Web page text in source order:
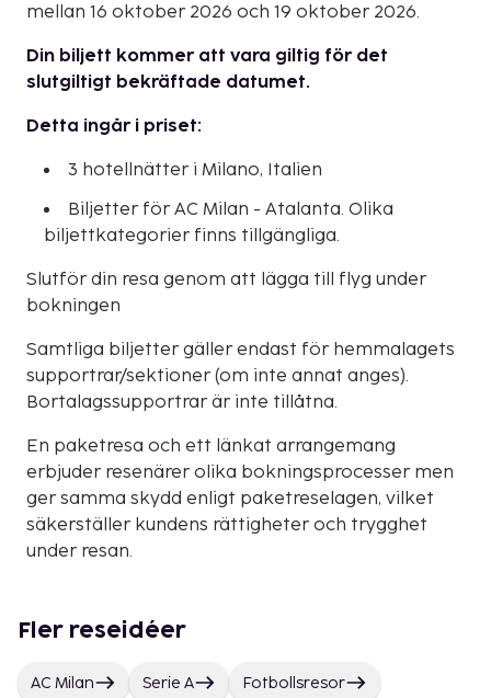
mellan 16 oktober 2026 och 19 oktober 2026.
Din biljett kommer att vara giltig för det
slutgiltigt bekräftade datumet.
Detta ingår i priset:
3 hotellnätter i Milano, Italien
Biljetter för AC Milan - Atalanta. Olika
biljettkategorier finns tillgängliga.
Slutför din resa genom att lägga till flyg under
bokningen
Samtliga biljetter gäller endast för hemmalagets
supportrar/sektioner (om inte annat anges).
Bortalagssupportrar är inte tillåtna.
En paketresa och ett länkat arrangemang
erbjuder resenärer olika bokningsprocesser men
ger samma skydd enligt paketreselagen, vilket
säkerställer kundens rättigheter och trygghet
under resan.
Fler reseidéer
AC Milan Serie A Fotbollsresor